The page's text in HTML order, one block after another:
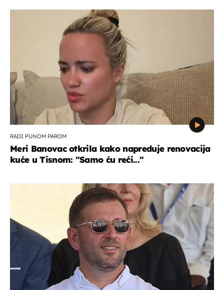
RADI PUNOM PAROM
Meri Banovac otkrila kako napreduje renovacija
kuće u Tisnom: "Samo ću reći..."